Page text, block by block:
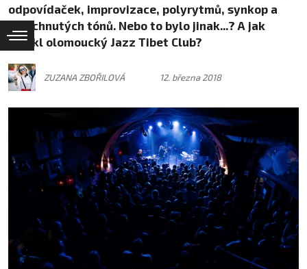
odpovídaček, improvizace, polyrytmů, synkop a
spláchnutých tónů. Nebo to bylo jinak...? A jak
vznikl olomoucký Jazz Tibet Club?
ZUZANA ZBOŘILOVÁ 12. března 2018